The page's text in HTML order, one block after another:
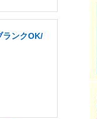
ランクOK/